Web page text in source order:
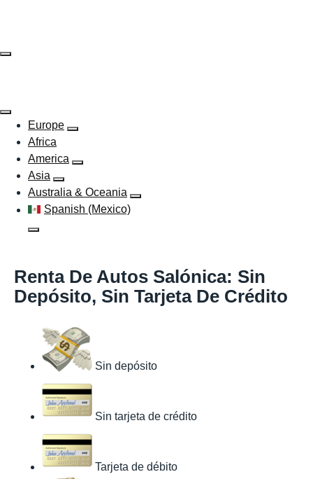
Europe
Africa
America
Asia
Australia & Oceania
Spanish (Mexico)
Renta De Autos Salónica: Sin
Depósito, Sin Tarjeta De Crédito
Sin depósito
Sin tarjeta de crédito
Tarjeta de débito